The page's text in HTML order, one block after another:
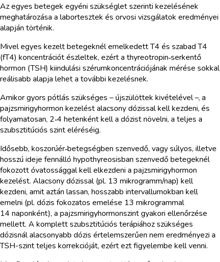
Az egyes betegek egyéni szükséglet szerinti kezelésének
meghatározása a labortesztek és orvosi vizsgálatok eredményei
alapján történik.
Mivel egyes kezelt betegeknél emelkedett T4 és szabad T4
(fT4) koncentrációt észleltek, ezért a thyreotropin‑serkentő
hormon (TSH) kiindulási szérumkoncentrációjának mérése sokkal
reálisabb alapja lehet a további kezelésnek.
Amikor gyors pótlás szükséges – újszülöttek kivételével –, a
pajzsmirigyhormon kezelést alacsony dózissal kell kezdeni, és
folyamatosan, 2‑4 hetenként kell a dózist növelni, a teljes a
szubsztitúciós szint eléréséig.
Idősebb, koszorúér‑betegségben szenvedő, vagy súlyos, illetve
hosszú ideje fennálló hypothyreosisban szenvedő betegeknél
fokozott óvatossággal kell elkezdeni a pajzsmirigyhormon
kezelést. Alacsony dózissal (pl. 13 mikrogramm/nap) kell
kezdeni, amit aztán lassan, hosszabb intervallumokban kell
emelni (pl. dózis fokozatos emelése 13 mikrogrammal
14 naponként), a pajzsmirigyhormonszint gyakori ellenőrzése
mellett. A komplett szubsztitúciós terápiához szükséges
dózisnál alacsonyabb dózis értelemszerűen nem eredményezi a
TSH-szint teljes korrekcióját, ezért ezt figyelembe kell venni.